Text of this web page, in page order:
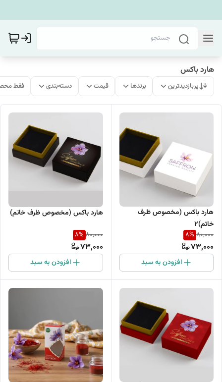
هارد باکس
پربازدیدترین برندها قیمت دسته‌بندی فقط
هارد باکس (مخصوص ظرف
خاتم)2
80,000
8%
73,000
افزودن به سبد
هارد باکس (مخصوص ظرف خاتم)
80,000
8%
73,000
افزودن به سبد